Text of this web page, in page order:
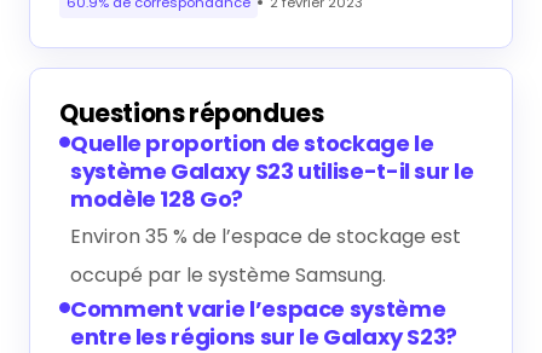
Questions répondues
Quelle proportion de stockage le
système Galaxy S23 utilise-t-il sur le
modèle 128 Go?
Environ 35 % de l’espace de stockage est
occupé par le système Samsung.
Comment varie l’espace système
entre les régions sur le Galaxy S23?